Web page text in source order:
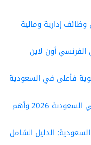
إدارية ومالية
أون لاين
فأعلى في السعودية
أسعار تأمين المركبات ضد الغير في السعودية 2026 وأهم
الدليل الشامل